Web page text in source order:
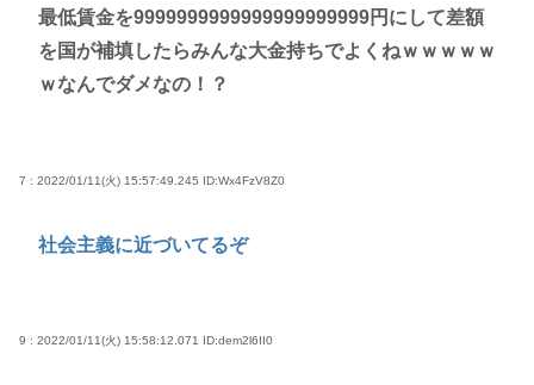
最低賃金を9999999999999999999999円にして差額
を国が補填したらみんな大金持ちでよくねｗｗｗｗｗ
ｗなんでダメなの！？
7 : 2022/01/11(火) 15:57:49.245 ID:Wx4FzV8Z0
社会主義に近づいてるぞ
9 : 2022/01/11(火) 15:58:12.071 ID:dem2l6II0